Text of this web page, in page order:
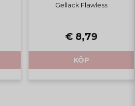
Gellack Flawless
€ 8,79
KÖP